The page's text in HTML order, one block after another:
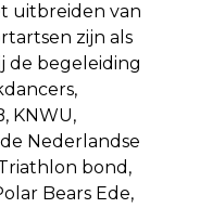
uitbreiden van
zijn als
de begeleiding
KNWU,
Nederlandse
bond,
Bears Ede,